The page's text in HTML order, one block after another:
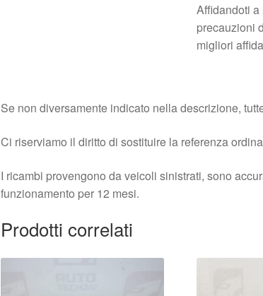
Affidandoti
precauzioni
migliori
Se non diversamente indicato nella descrizione,
Ci riserviamo il diritto di sostituire la referenza
I ricambi provengono da veicoli sinistrati, sono
funzionamento per 12 mesi.
Prodotti correlati